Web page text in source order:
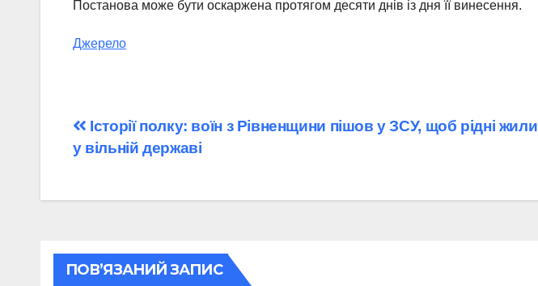
Постанова може бути оскаржена протягом десяти днів із дня її винесення.
Джерело
Навігація
записів
Історії полку: воїн з Рівненщини пішов у ЗСУ, щоб рідні жили
у вільній державі
ПОВ’ЯЗАНИЙ ЗАПИС